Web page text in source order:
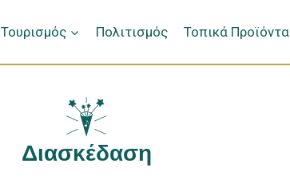
Τουρισμός Πολιτισμός Τοπικά Προϊόντα
Διασκέδαση